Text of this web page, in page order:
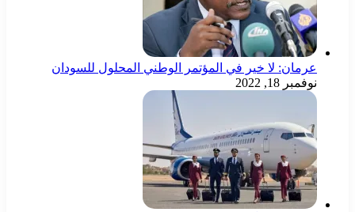
عرمان: لا خير في المؤتمر الوطني المحلول للسودان
نوفمبر 18, 2022